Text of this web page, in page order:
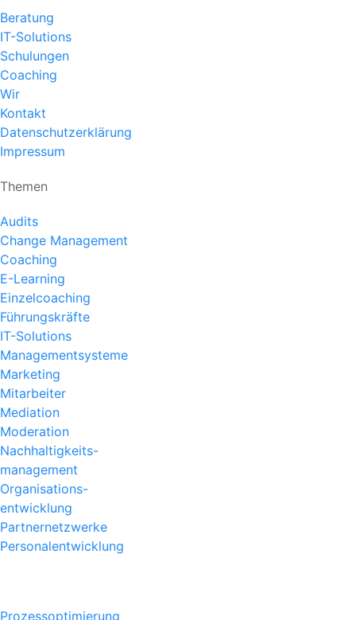
Beratung
IT-Solutions
Schulungen
Coaching
Wir
Kontakt
Datenschutzerklärung
Impressum
Themen
Audits
Change Management
Coaching
E-Learning
Einzelcoaching
Führungskräfte
IT-Solutions
Managementsysteme
Marketing
Mitarbeiter
Mediation
Moderation
Nachhaltigkeits-
management
Organisations-
entwicklung
Partnernetzwerke
Personalentwicklung
Prozessoptimierung